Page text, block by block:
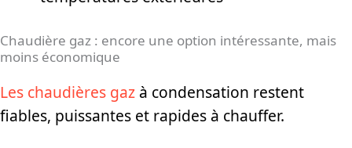
Chaudière gaz : encore une option intéressante, mais
moins économique
Les chaudières gaz à condensation restent
fiables, puissantes et rapides à chauffer.